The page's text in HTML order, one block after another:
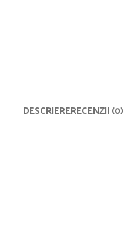
DESCRIERERECENZII (0)